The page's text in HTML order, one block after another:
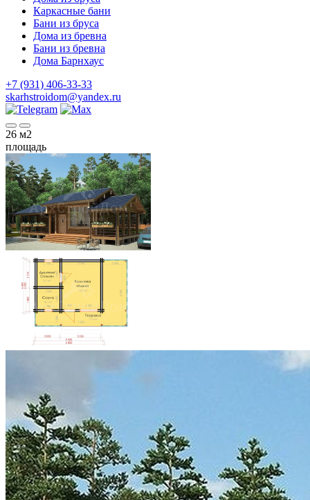
Каркасные бани
Бани из бруса
Дома из бревна
Бани из бревна
Дома Барнхаус
+7 (931) 406-33-33
skarhstroidom@yandex.ru
26 м2
площадь